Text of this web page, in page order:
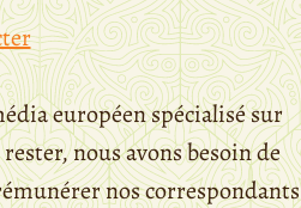
européen spécialisé sur
nous avons besoin de
nos correspondants